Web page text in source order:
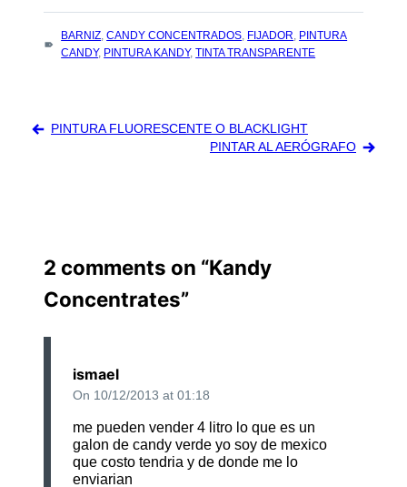
TAGS
:
BARNIZ,CANDY CONCENTRADOS, FIJADOR, PINTURA
CANDY, PINTURA KANDY,TINTA TRANSPARENTE
PINTURA FLUORESCENTE O BLACKLIGHT
PINTAR AL AERÓGRAFO
2 comments on “Kandy
Concentrates”
ismael
On 10/12/2013 at 01:18
me pueden vender 4 litro lo que es un
galon de candy verde yo soy de mexico
que costo tendria y de donde me lo
enviarian